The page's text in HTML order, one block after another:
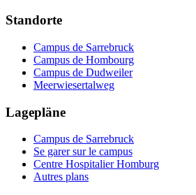
Standorte
Campus de Sarrebruck
Campus de Hombourg
Campus de Dudweiler
Meerwiesertalweg
Lagepläne
Campus de Sarrebruck
Se garer sur le campus
Centre Hospitalier Homburg
Autres plans